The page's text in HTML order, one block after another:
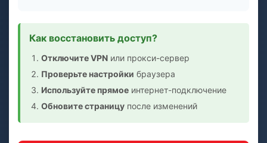
Как восстановить доступ?
Отключите VPN или прокси-сервер
Проверьте настройки браузера
Используйте прямое интернет-подключение
Обновите страницу после изменений